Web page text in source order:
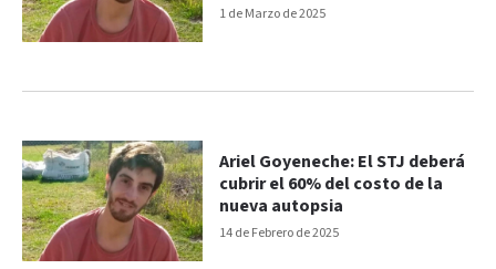
1 de Marzo de 2025
14 de Febrero de 2025
Ariel Goyeneche: El STJ deberá
cubrir el 60% del costo de la
nueva autopsia